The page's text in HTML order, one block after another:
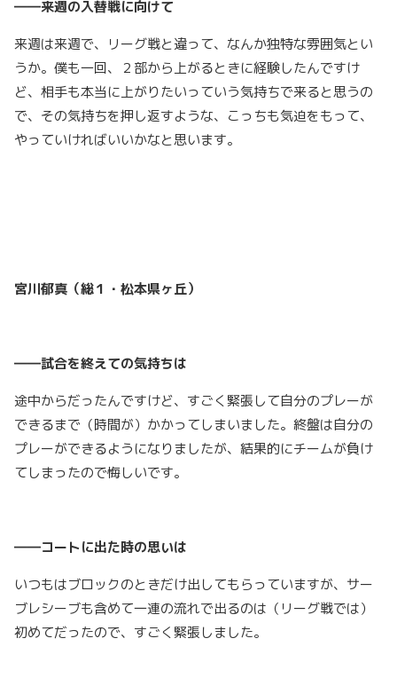
――来週の入替戦に向けて
来週は来週で、リーグ戦と違って、なんか独特な雰囲気とい
うか。僕も一回、２部から上がるときに経験したんですけ
ど、相手も本当に上がりたいっていう気持ちで来ると思うの
で、その気持ちを押し返すような、こっちも気迫をもって、
やっていければいいかなと思います。
宮川郁真（総１・松本県ヶ丘）
――試合を終えての気持ちは
途中からだったんですけど、すごく緊張して自分のプレーが
できるまで（時間が）かかってしまいました。終盤は自分の
プレーができるようになりましたが、結果的にチームが負け
てしまったので悔しいです。
――コートに出た時の思いは
いつもはブロックのときだけ出してもらっていますが、サー
ブレシーブも含めて一連の流れで出るのは（リーグ戦では）
初めてだったので、すごく緊張しました。